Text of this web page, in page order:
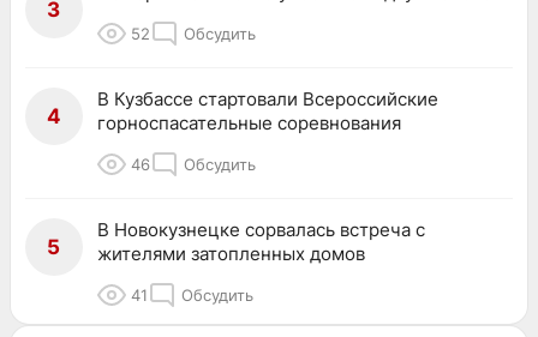
3
52 Обсудить
4
В Кузбассе стартовали Всероссийские
горноспасательные соревнования
46 Обсудить
5
В Новокузнецке сорвалась встреча с
жителями затопленных домов
41 Обсудить